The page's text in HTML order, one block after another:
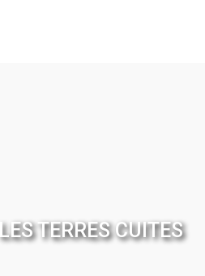
LES TERRES CUITES